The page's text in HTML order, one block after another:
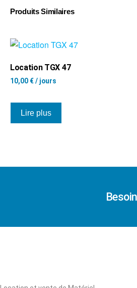
Produits Similaires
Location TGX 47
10,00 €/ jours
Lire plus